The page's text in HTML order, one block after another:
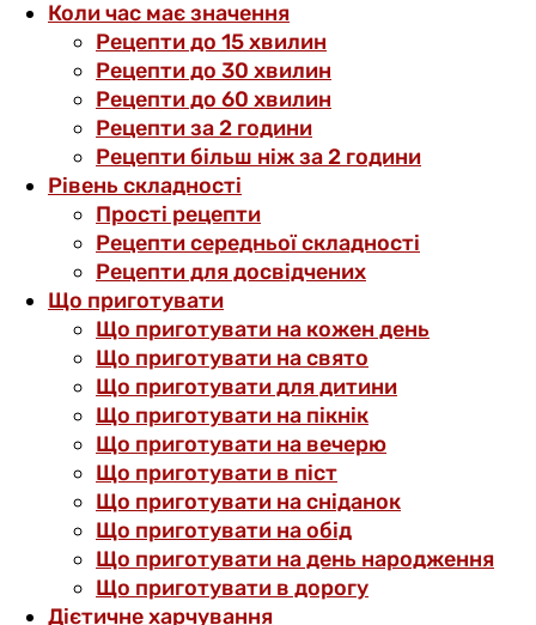
Коли час має значення
Рецепти до 15 хвилин
Рецепти до 30 хвилин
Рецепти до 60 хвилин
Рецепти за 2 години
Рецепти більш ніж за 2 години
Рівень складності
Прості рецепти
Рецепти середньої складності
Рецепти для досвідчених
Що приготувати
Що приготувати на кожен день
Що приготувати на свято
Що приготувати для дитини
Що приготувати на пікнік
Що приготувати на вечерю
Що приготувати в піст
Що приготувати на сніданок
Що приготувати на обід
Що приготувати на день народження
Що приготувати в дорогу
Дієтичне харчування